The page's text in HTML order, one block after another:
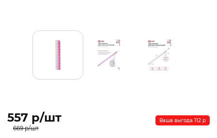
Ваша выгода 112 p
557 p/шт
669 p/шт